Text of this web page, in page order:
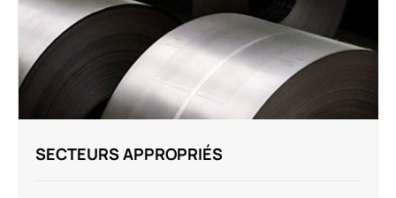
SECTEURS APPROPRIÉS